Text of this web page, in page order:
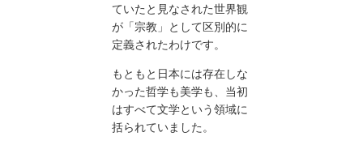
ていたと見なされた世界観
が「宗教」として区別的に
定義されたわけです。
もともと日本には存在しな
かった哲学も美学も、当初
はすべて文学という領域に
括られていました。